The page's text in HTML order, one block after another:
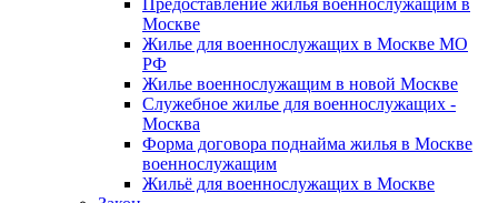
Предоставление жилья военнослужащим в
Москве
Жилье для военнослужащих в Москве МО
РФ
Жилье военнослужащим в новой Москве
Служебное жилье для военнослужащих -
Москва
Форма договора поднайма жилья в Москве
военнослужащим
Жильё для военнослужащих в Москве